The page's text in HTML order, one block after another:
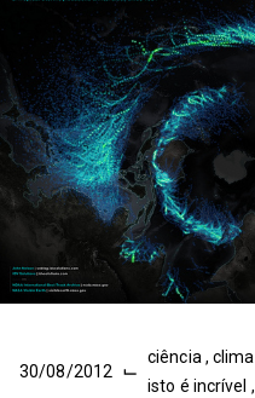
30/08/2012 ⌙
ciência ,clima
isto é incrível ,